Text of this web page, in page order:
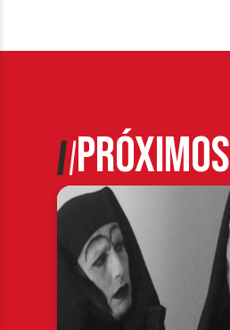
PRÓXIMOS